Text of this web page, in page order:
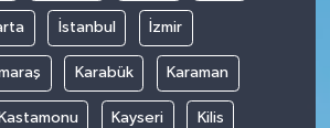
İstanbul İzmir
Karabük Karaman
Kastamonu Kayseri Kilis